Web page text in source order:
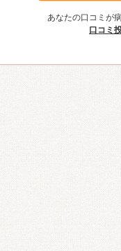
あなたの口コミが
口コミ